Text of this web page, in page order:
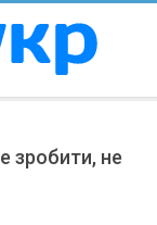
зробити, не